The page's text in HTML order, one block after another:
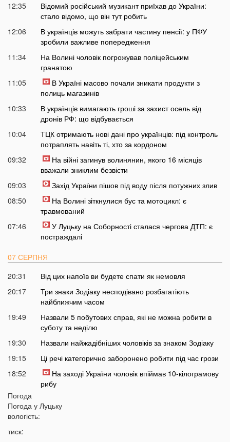
12:35
Відомий російський музикант приїхав до України:
стало відомо, що він тут робить
12:06
В українців можуть забрати частину пенсії: у ПФУ
зробили важливе попередження
11:34
На Волині чоловік погрожував поліцейським
гранатою
11:05
В Україні масово почали зникати продукти з
полиць магазинів
10:33
В українців вимагають гроші за захист осель від
дронів РФ: що відбувається
10:04
ТЦК отримають нові дані про українців: під контроль
потраплять навіть ті, хто за кордоном
09:32
На війні загинув волинянин, якого 16 місяців
вважали зниклим безвісти
09:03
Захід України пішов під воду після потужних злив
08:50
На Волині зіткнулися бус та мотоцикл: є
травмований
07:46
У Луцьку на Соборності сталася чергова ДТП: є
постраждалі
07 СЕРПНЯ
20:31
Від цих напоїв ви будете спати як немовля
20:17
Три знаки Зодіаку несподівано розбагатіють
найближчим часом
19:49
Назвали 5 побутових справ, які не можна робити в
суботу та неділю
19:30
Назвали найжадібніших чоловіків за знаком Зодіаку
19:15
Ці речі категорично заборонено робити під час грози
18:52
На заході України чоловік впіймав 10-кілограмову
рибу
18:28
на картку, але є важлива умова
Погода
Погода у Луцьку
вологість:
тиск: